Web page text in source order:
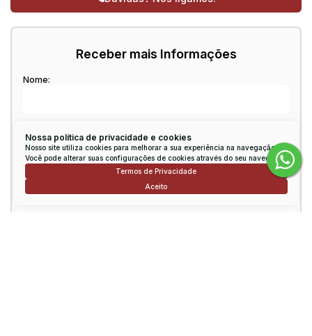
Nossa política de privacidade e cookies
Nosso site utiliza cookies para melhorar a sua experiência na navegação.
Você pode alterar suas configurações de cookies através do seu navegador.
Termos de Privacidade
Aceito
Receber mais Informações
Nome: